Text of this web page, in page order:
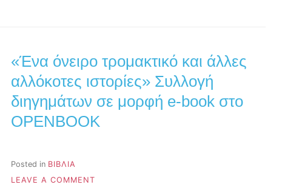
ΕΥΘΥΜΟΓΡΆΦΗΜΑ
«Ένα όνειρο τρομακτικό και άλλες
αλλόκοτες ιστορίες» Συλλογή
διηγημάτων σε μορφή e-book στο
OPENBOOK
Posted in ΒΙΒΛΙΑ
LEAVE A COMMENT